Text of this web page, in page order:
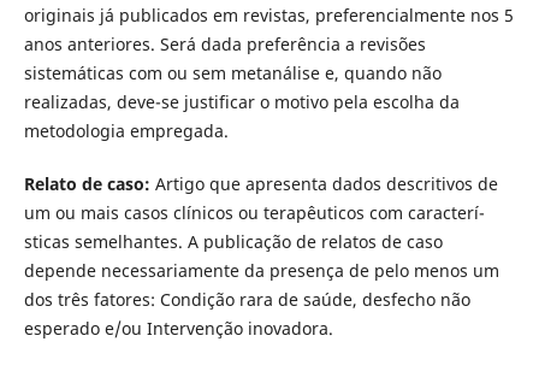
originais já publicados em revistas, preferencialmente nos 5
anos anteriores. Será dada preferência a revisões
sistemáticas com ou sem metanálise e, quando não
realizadas, deve-se justificar o motivo pela escolha da
metodologia empregada.
Relato de caso: Artigo que apresenta dados descritivos de
um ou mais casos clí­nicos ou terapêuticos com caracterí­
sticas semelhantes. A publicação de relatos de caso
depende necessariamente da presença de pelo menos um
dos três fatores: Condição rara de saúde, desfecho não
esperado e/ou Intervenção inovadora.